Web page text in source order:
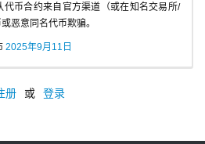
代币合约来自官方渠道（或在知名交易所/
恶意同名代币欺骗。
2025年9月11日
册 或 登录